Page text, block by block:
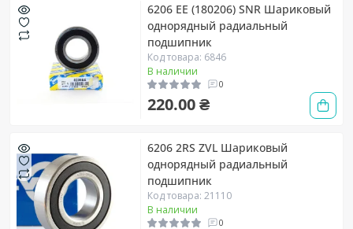
6206 EE (180206) SNR Шариковый
однорядный радиальный
подшипник
Код товара: 6846
В наличии
0
220.00 ₴
6206 2RS ZVL Шариковый
однорядный радиальный
подшипник
Код товара: 21110
В наличии
0